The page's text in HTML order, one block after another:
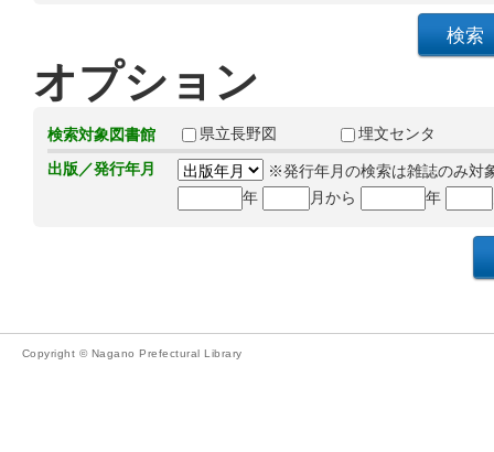
オプション
検索対象図書館 県立長野図
埋文センタ
出版／発行年月
※発行年月の検索は雑誌のみ対
年
月から 年
Copyright © Nagano Prefectural Library